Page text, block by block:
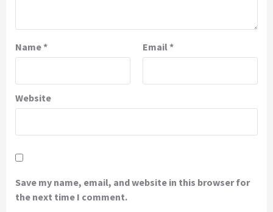
Name* Email *
Website
Save my name, email, and website in this browser for
the next time I comment.